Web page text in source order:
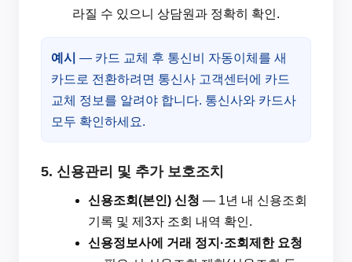
라질 수 있으니 상담원과 정확히 확인.
예시 — 카드 교체 후 통신비 자동이체를 새
카드로 전환하려면 통신사 고객센터에 카드
교체 정보를 알려야 합니다. 통신사와 카드사
모두 확인하세요.
5. 신용관리 및 추가 보호조치
신용조회(본인) 신청 — 1년 내 신용조회
기록 및 제3자 조회 내역 확인.
신용정보사에 거래 정지·조회제한 요청